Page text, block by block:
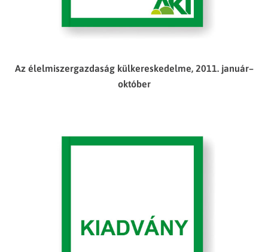
Az élelmiszergazdaság külkereskedelme, 2011. január–
október